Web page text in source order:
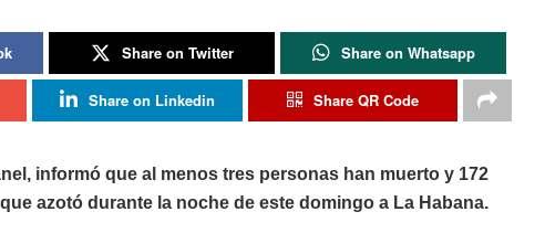
Share on Twitter Share on Whatsapp
Share on Linkedin Share QR Code
informó que al menos tres personas han muerto y 172
azotó durante la noche de este domingo a La Habana.